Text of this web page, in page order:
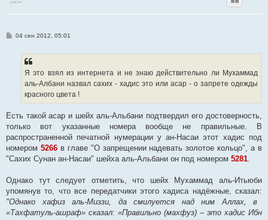
С04 сен 2012, 05:01
Я это взял из интернета и не знаю действительно ли Мухаммад
аль-Албани назвал сахих - хадис это или асар - о запрете одежды
красного цвета !
Есть такой асар и шейх аль-Альбани подтвердил его достоверность,
только вот указанные номера вообще не правильные. В
распространенной печатной нумерации у ан-Насаи этот хадис под
номером 5266в главе "О запрещении надевать золотое кольцо", а в
"Сахих Сунан ан-Насаи" шейха аль-Альбани он под номером 5281.
Однако тут следует отметить, что шейх Мухаммад аль-Итьюби
упомянув то, что все передатчики этого хадиса надёжные, сказал:
"Однако хафиз аль-Миззи, да смилуется над ним Аллах, в
«Тахфатуль-ашраф» сказал: «Правильно (махфуз) – это хадис Ибн